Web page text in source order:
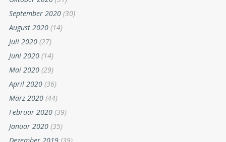
September 2020 (30)
August 2020 (14)
Juli 2020 (27)
Juni 2020 (14)
Mai 2020 (29)
April 2020 (36)
März 2020 (44)
Februar 2020 (39)
Januar 2020 (35)